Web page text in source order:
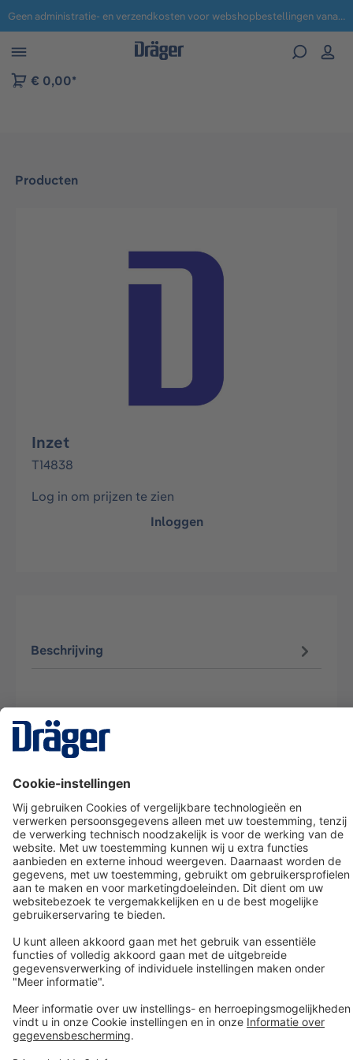
naar navigatie B2B-platform Geen administratie- en verzendkosten voor webshopbestellingen vanaf € 100,-.
€ 0,00*
Producten
Afbeeldingengalerij overslaan
Inzet
T14838
Log in om prijzen te zien
Inloggen
Beschrijving
Dräger klantenservice
Over Dräger
Bestellen in onze webshop
Community